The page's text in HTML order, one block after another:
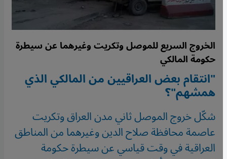
الخروج السريع للموصل وتكريت وغيرهما عن سيطرة
حكومة المالكي
"انتقام بعض العراقيين من المالكي الذي
همشهم"؟
شكّل خروج الموصل ثاني مدن العراق وتكريت
عاصمة محافظة صلاح الدين وغيرهما من المناطق
العراقية في وقت قياسي عن سيطرة حكومة